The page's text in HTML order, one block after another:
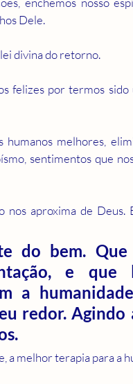
Dele.
divina do retorno.
felizes por termos sido
melhores,
sentimentos que
aproxima de Deus.
do bem. Que
e que
a
redor. Agindo
a melhor terapia para a